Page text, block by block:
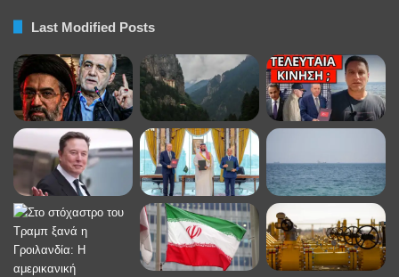
Last Modified Posts